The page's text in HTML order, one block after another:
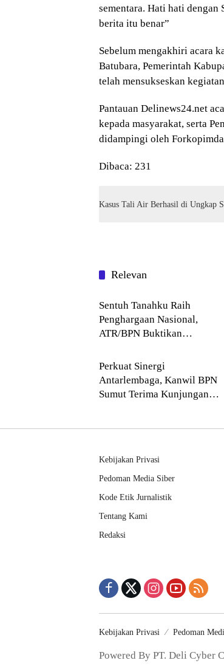
sementara. Hati hati
berita itu benar”
Sebelum mengakhiri acara
Batubara, Pemerintah
telah mensukseskan
Pantauan Delinews24.net
kepada masyarakat, serta
didampingi oleh
Dibaca: 231
Kasus Tali Air Berhasil di Ungkap
Relevan
Blog
Sentuh Tanahku Raih
Penghargaan Nasional,
ATR/BPN Buktikan
Layanan Pertanahan
Perkuat Sinergi
Antarlembaga, Kanwil BPN
Sumut Terima Kunjungan
Kebijakan Privasi
Pedoman Media Siber
Kode Etik Jurnalistik
Tentang Kami
Redaksi
Kebijakan Privasi Pedoman
Powered By PT. Deli Cyber